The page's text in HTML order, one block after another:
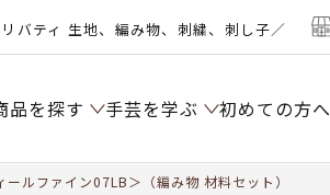
バティ 生地、編み物、刺繍、刺し子／
品を探す 手芸を学ぶ 初めての方へ
ルファイン07LB＞（編み物 材料セット）